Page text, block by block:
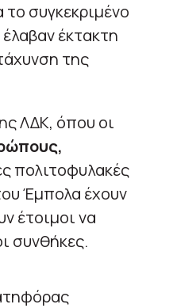
το συγκεκριμένο
έκτακτη
της
ΛΔΚ, όπου οι
πολιτοφυλακές
Έμπολα έχουν
έτοιμοι να
συνθήκες.